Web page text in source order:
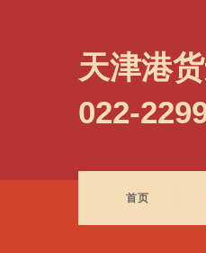
天津港
022-
首页